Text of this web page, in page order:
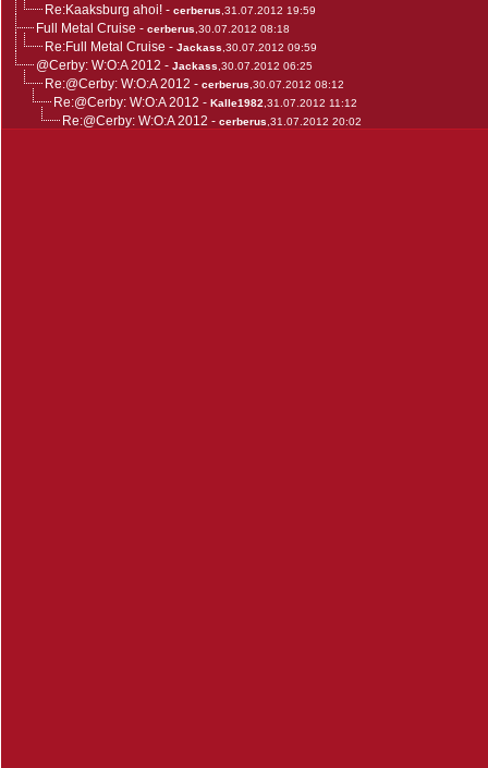
Re:Kaaksburg ahoi! - cerberus ,31.07.2012 19:59
Full Metal Cruise - cerberus ,30.07.2012 08:18
Re:Full Metal Cruise - Jackass ,30.07.2012 09:59
@Cerby: W:O:A 2012 - Jackass ,30.07.2012 06:25
Re:@Cerby: W:O:A 2012 - cerberus ,30.07.2012 08:12
Re:@Cerby: W:O:A 2012 - Kalle1982 ,31.07.2012 11:12
Re:@Cerby: W:O:A 2012 - cerberus ,31.07.2012 20:02